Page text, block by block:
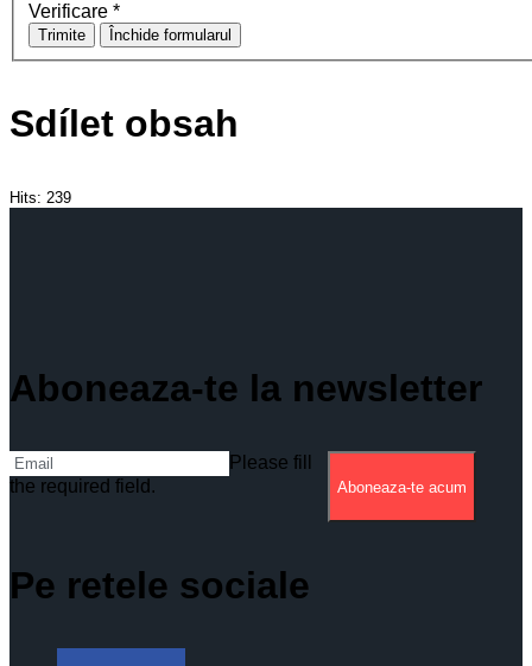
Verificare *
Trimite Închide formularul
Sdílet obsah
Hits: 239
Aboneaza-te la newsletter
Please fill
the required field.
Aboneaza-te acum
Pe retele sociale